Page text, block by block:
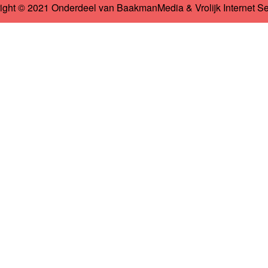
© 2021 Onderdeel van BaakmanMedia& Vrolijk Internet